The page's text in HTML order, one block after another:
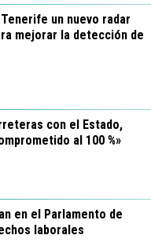
un nuevo radar
mejorar la detección de
con el Estado,
al 100 %»
en el Parlamento de
laborales